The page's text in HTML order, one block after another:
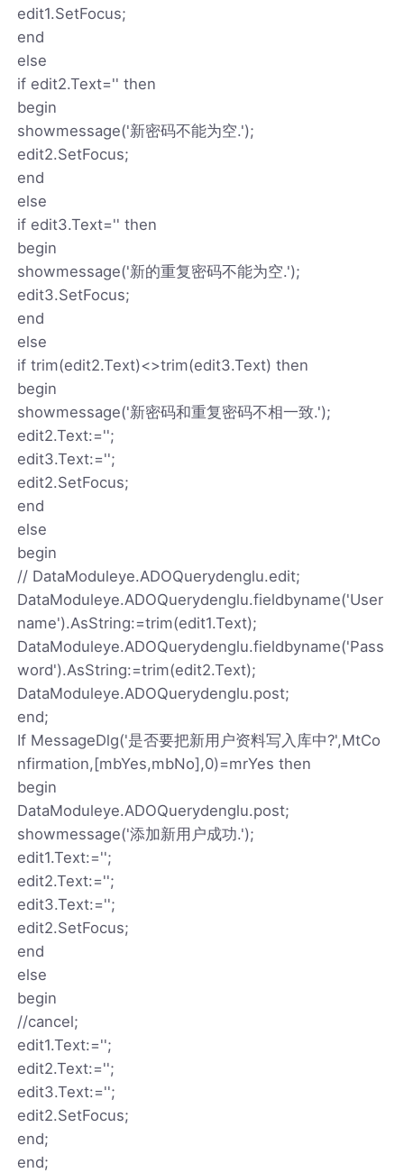
edit1.SetFocus;
end
else
if edit2.Text='' then
begin
showmessage('新密码不能为空.');
edit2.SetFocus;
end
else
if edit3.Text='' then
begin
showmessage('新的重复密码不能为空.');
edit3.SetFocus;
end
else
if trim(edit2.Text)<>trim(edit3.Text) then
begin
showmessage('新密码和重复密码不相一致.');
edit2.Text:='';
edit3.Text:='';
edit2.SetFocus;
end
else
begin
// DataModuleye.ADOQuerydenglu.edit;
DataModuleye.ADOQuerydenglu.fieldbyname('User
name').AsString:=trim(edit1.Text);
DataModuleye.ADOQuerydenglu.fieldbyname('Pass
word').AsString:=trim(edit2.Text);
DataModuleye.ADOQuerydenglu.post;
end;
If MessageDlg('是否要把新用户资料写入库中?',MtCo
nfirmation,[mbYes,mbNo],0)=mrYes then
begin
DataModuleye.ADOQuerydenglu.post;
showmessage('添加新用户成功.');
edit1.Text:='';
edit2.Text:='';
edit3.Text:='';
edit2.SetFocus;
end
else
begin
//cancel;
edit1.Text:='';
edit2.Text:='';
edit3.Text:='';
edit2.SetFocus;
end;
end;